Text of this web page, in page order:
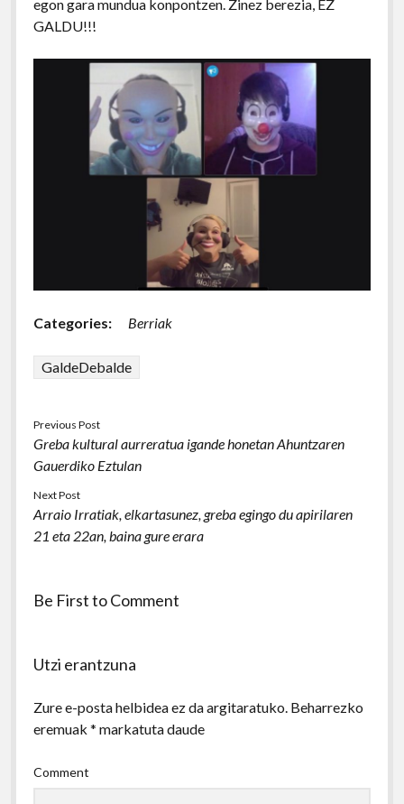
egon gara mundua konpontzen. Zinez berezia, EZ
GALDU!!!
Categories: Berriak
GaldeDebalde
Previous Post
Greba kultural aurreratua igande honetan Ahuntzaren
Gauerdiko Eztulan
Next Post
Arraio Irratiak, elkartasunez, greba egingo du apirilaren
21 eta 22an, baina gure erara
Be First to Comment
Utzi erantzuna
Zure e-posta helbidea ez da argitaratuko. Beharrezko
eremuak * markatuta daude
Comment